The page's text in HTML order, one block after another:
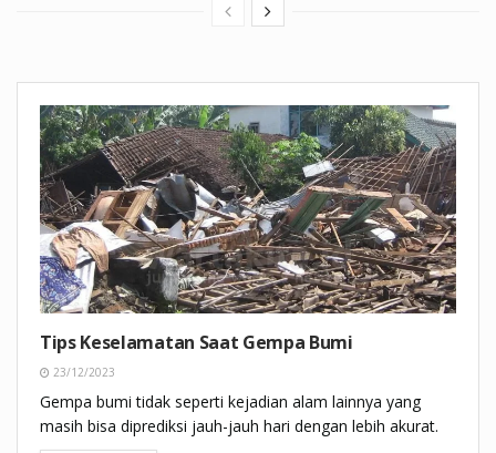
Tips Keselamatan Saat Gempa Bumi
23/12/2023
Gempa bumi tidak seperti kejadian alam lainnya yang
masih bisa diprediksi jauh-jauh hari dengan lebih akurat.